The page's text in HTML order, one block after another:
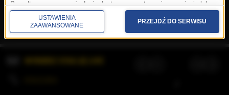
Prywatność.Aplikacje.© 2026 Radio Muzyka
Fakty Grupa RMF sp. z o.o. sp. k.
Ponadto masz prawo żądania dostępu, sprostowania, usunięcia lub
ograniczenia przetwarzania danych, a także złożenia skargi do
Prezesa Urzędu Ochrony Danych Osobowych. W polityce prywatności
znajdziesz informacje jak wykonać swoje prawa. Szczegółowe
informacje na temat przetwarzania Twoich danych znajdują się w
USTAWIENIA
ZAAWANSOWANE
PRZEJDŹ DO SERWISU